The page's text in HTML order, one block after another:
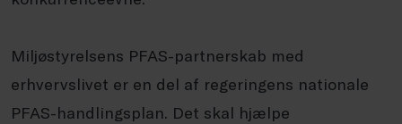
Miljøstyrelsens PFAS-partnerskab med
erhvervslivet er en del af regeringens nationale
PFAS-handlingsplan. Det skal hjælpe